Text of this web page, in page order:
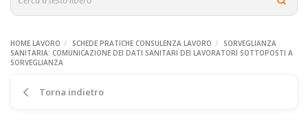
HOME LAVORO SCHEDE PRATICHE CONSULENZA LAVORO
SORVEGLIANZA
SANITARIA: COMUNICAZIONE DEI DATI SANITARI DEI LAVORATORI SOTTOPOSTI A
SORVEGLIANZA
Torna indietro